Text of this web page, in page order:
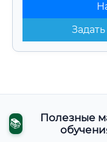
📚
Полезные